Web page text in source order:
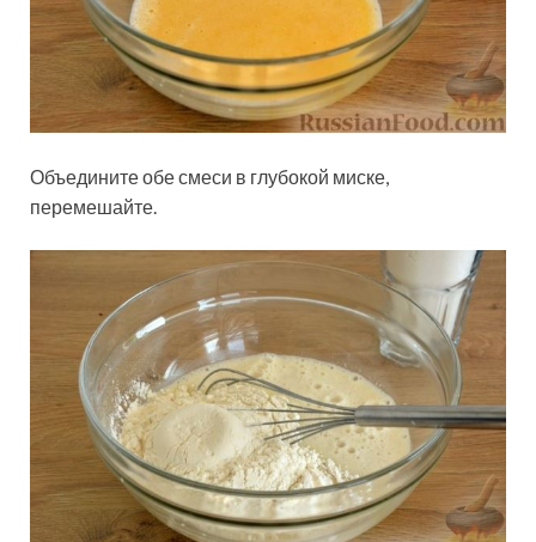
Объедините обе смеси в глубокой миске,
перемешайте.